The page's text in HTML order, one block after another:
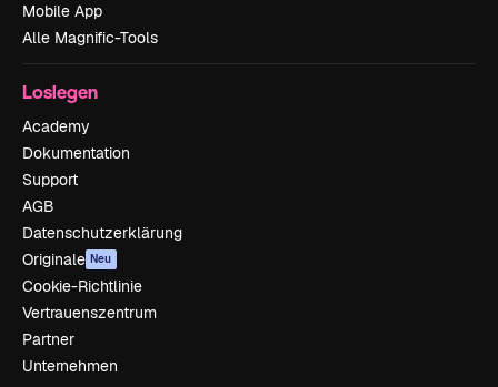
Mobile App
Alle Magnific-Tools
Loslegen
Academy
Dokumentation
Support
AGB
Datenschutzerklärung
Originale Neu
Cookie-Richtlinie
Vertrauenszentrum
Partner
Unternehmen